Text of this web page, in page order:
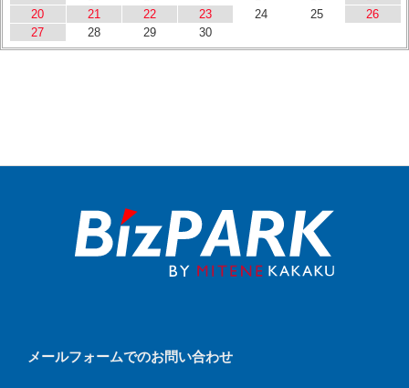
20
21 22 23 24 25
26
27
28 29 30
メールフォームでのお問い合わせ